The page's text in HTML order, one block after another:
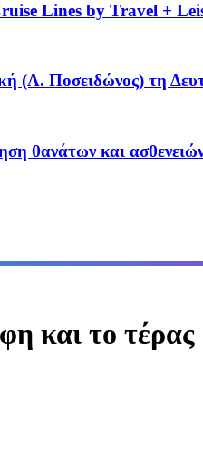
Lines by Travel +
(Λ. Ποσειδώνος) τη
θανάτων και
και το τέρας